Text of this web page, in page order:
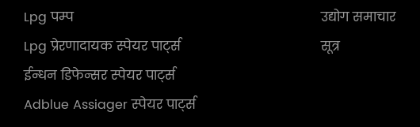
Lpg पम्प
Lpg प्रेरणादायक स्पेयर पार्ट्स
ईन्धन डिफेन्सर स्पेयर पार्ट्स
Adblue Assiager स्पेयर पार्ट्स
उद्योग समाचार
सूत्र